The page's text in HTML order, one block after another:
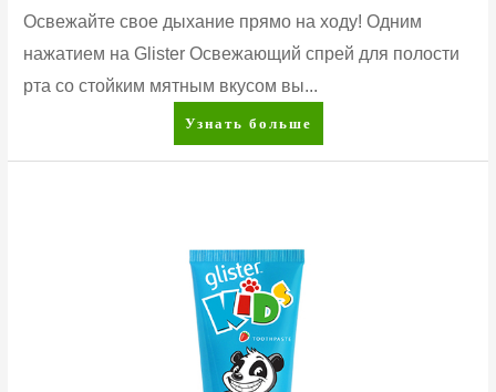
Освежайте свое дыхание прямо на ходу! Одним
нажатием на Glister Освежающий спрей для полости
рта со стойким мятным вкусом вы...
Glister™
Освежающий
рта
Узнать больше